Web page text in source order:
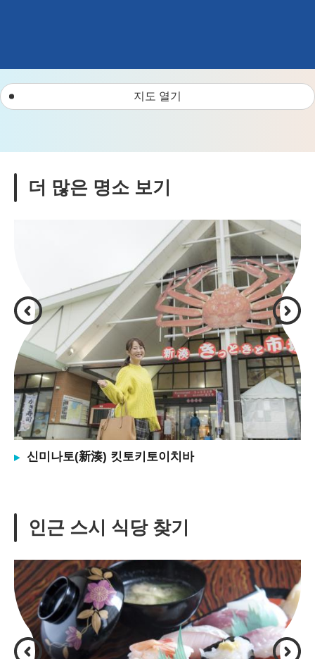
지도 열기
더 많은 명소 보기
신미나토(新湊) 킷토키토이치바
인근 스시 식당 찾기